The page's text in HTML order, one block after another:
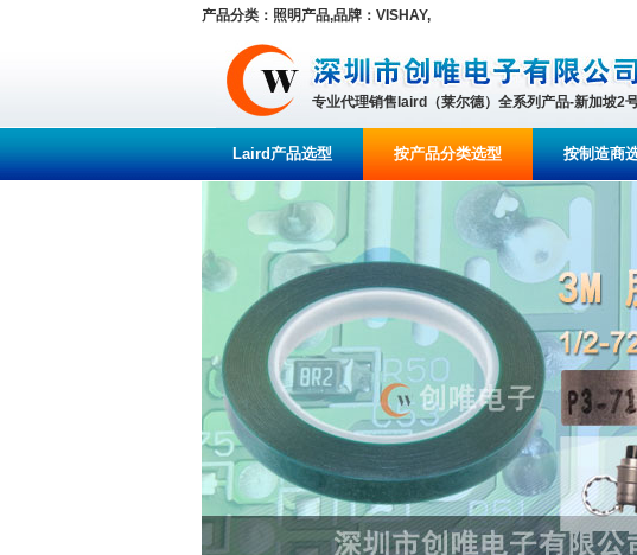
产品分类：照明产品,品牌：VISHAY,
专业代理销售laird（莱尔德）全系列产品-新加坡2
Laird产品选型 按产品分类选型 按制造商